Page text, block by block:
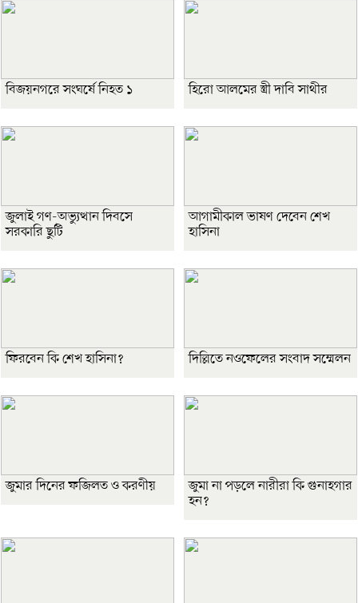
বিজয়নগরে সংঘর্ষে নিহত ১ হিরো আলমের স্ত্রী দাবি সাথীর
জুলাই গণ-অভ্যুত্থান দিবসে
সরকারি ছুটি
আগামীকাল ভাষণ দেবেন শেখ
হাসিনা
ফিরবেন কি শেখ হাসিনা? দিল্লিতে নওফেলের সংবাদ সম্মেলন
জুমার দিনের ফজিলত ও করণীয়
জুমা না পড়লে নারীরা কি গুনাহগার
হন?